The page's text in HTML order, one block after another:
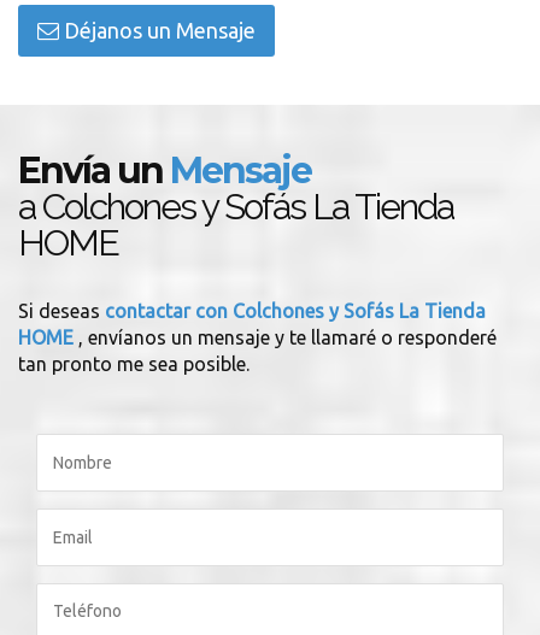
Déjanos un Mensaje
Envía un Mensaje
a Colchones y Sofás La Tienda
HOME
Si deseas contactar con Colchones y Sofás La Tienda
HOME , envíanos un mensaje y te llamaré o responderé
tan pronto me sea posible.